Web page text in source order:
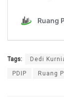
Tags: Dedi
PDIP Ruang